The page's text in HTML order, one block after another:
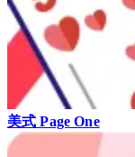
美式 Page One